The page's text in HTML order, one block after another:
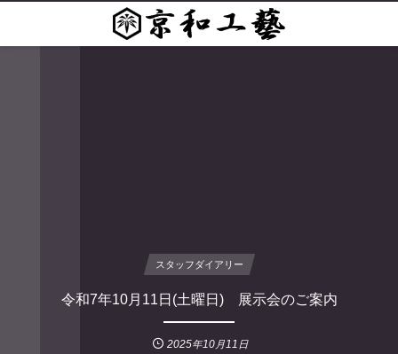
スタッフダイアリー
令和7年10月11日(土曜日) 展示会のご案内
2025年10月11日